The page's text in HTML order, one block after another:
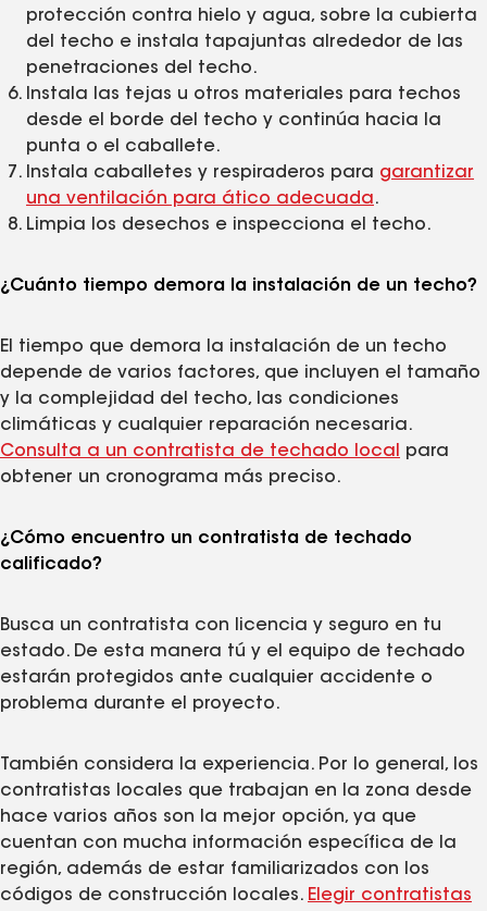
protección contra hielo y agua, sobre la cubierta
del techo e instala tapajuntas alrededor de las
penetraciones del techo.
Instala las tejas u otros materiales para techos
desde el borde del techo y continúa hacia la
punta o el caballete.
Instala caballetes y respiraderos para garantizar
una ventilación para ático adecuada.
Limpia los desechos e inspecciona el techo.
¿Cuánto tiempo demora la instalación de un techo?
El tiempo que demora la instalación de un techo
depende de varios factores, que incluyen el tamaño
y la complejidad del techo, las condiciones
climáticas y cualquier reparación necesaria.
Consulta a un contratista de techado local
para
obtener un cronograma más preciso.
¿Cómo encuentro un contratista de techado
calificado?
Busca un contratista con licencia y seguro en tu
estado. De esta manera tú y el equipo de techado
estarán protegidos ante cualquier accidente o
problema durante el proyecto.
También considera la experiencia. Por lo general, los
contratistas locales que trabajan en la zona desde
hace varios años son la mejor opción, ya que
cuentan con mucha información específica de la
región, además de estar familiarizados con los
códigos de construcción locales. Elegir contratistas